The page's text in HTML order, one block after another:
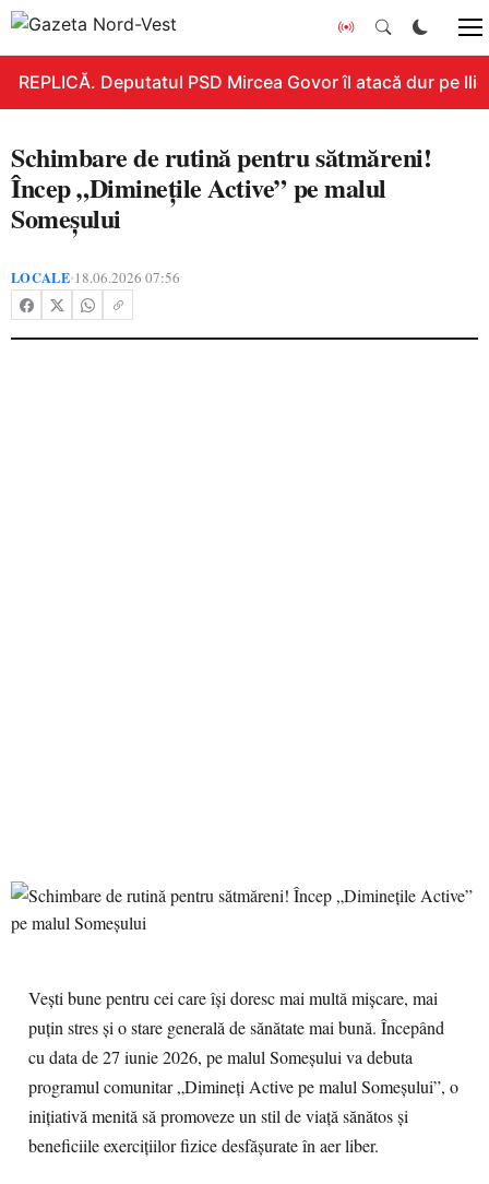
REPLICĂ. Deputatul PSD Mircea Govor îl atacă dur pe
Schimbare de rutină pentru sătmăreni!
Încep „Diminețile Active” pe malul
Someșului
LOCALE•18.06.2026 07:56
Vești bune pentru cei care își doresc mai multă mișcare, mai
puțin stres și o stare generală de sănătate mai bună. Începând
cu data de 27 iunie 2026, pe malul Someșului va debuta
programul comunitar „Dimineți Active pe malul Someșului”, o
inițiativă menită să promoveze un stil de viață sănătos și
beneficiile exercițiilor fizice desfășurate în aer liber.